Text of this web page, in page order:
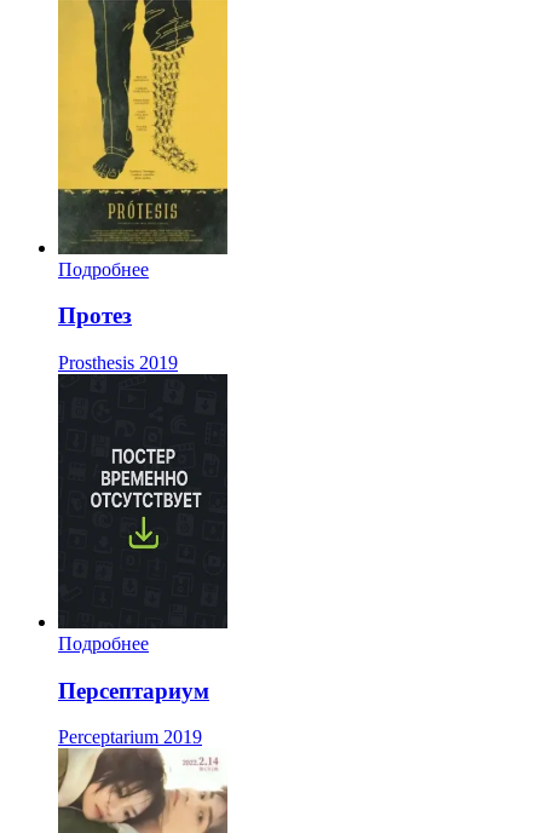
Подробнее
Протез
Prosthesis 2019
Подробнее
Персептариум
Perceptarium 2019